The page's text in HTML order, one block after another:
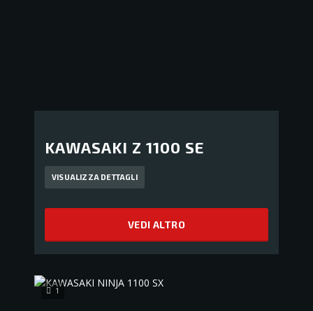
KAWASAKI Z 1100 SE
VISUALIZZA DETTAGLI
VEDI ALTRO
1